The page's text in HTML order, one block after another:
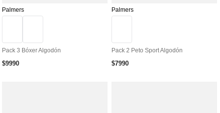
Palmers
Pack 3 Bóxer Algodón
$9990
Palmers
Pack 2 Peto Sport Algodón
$7990